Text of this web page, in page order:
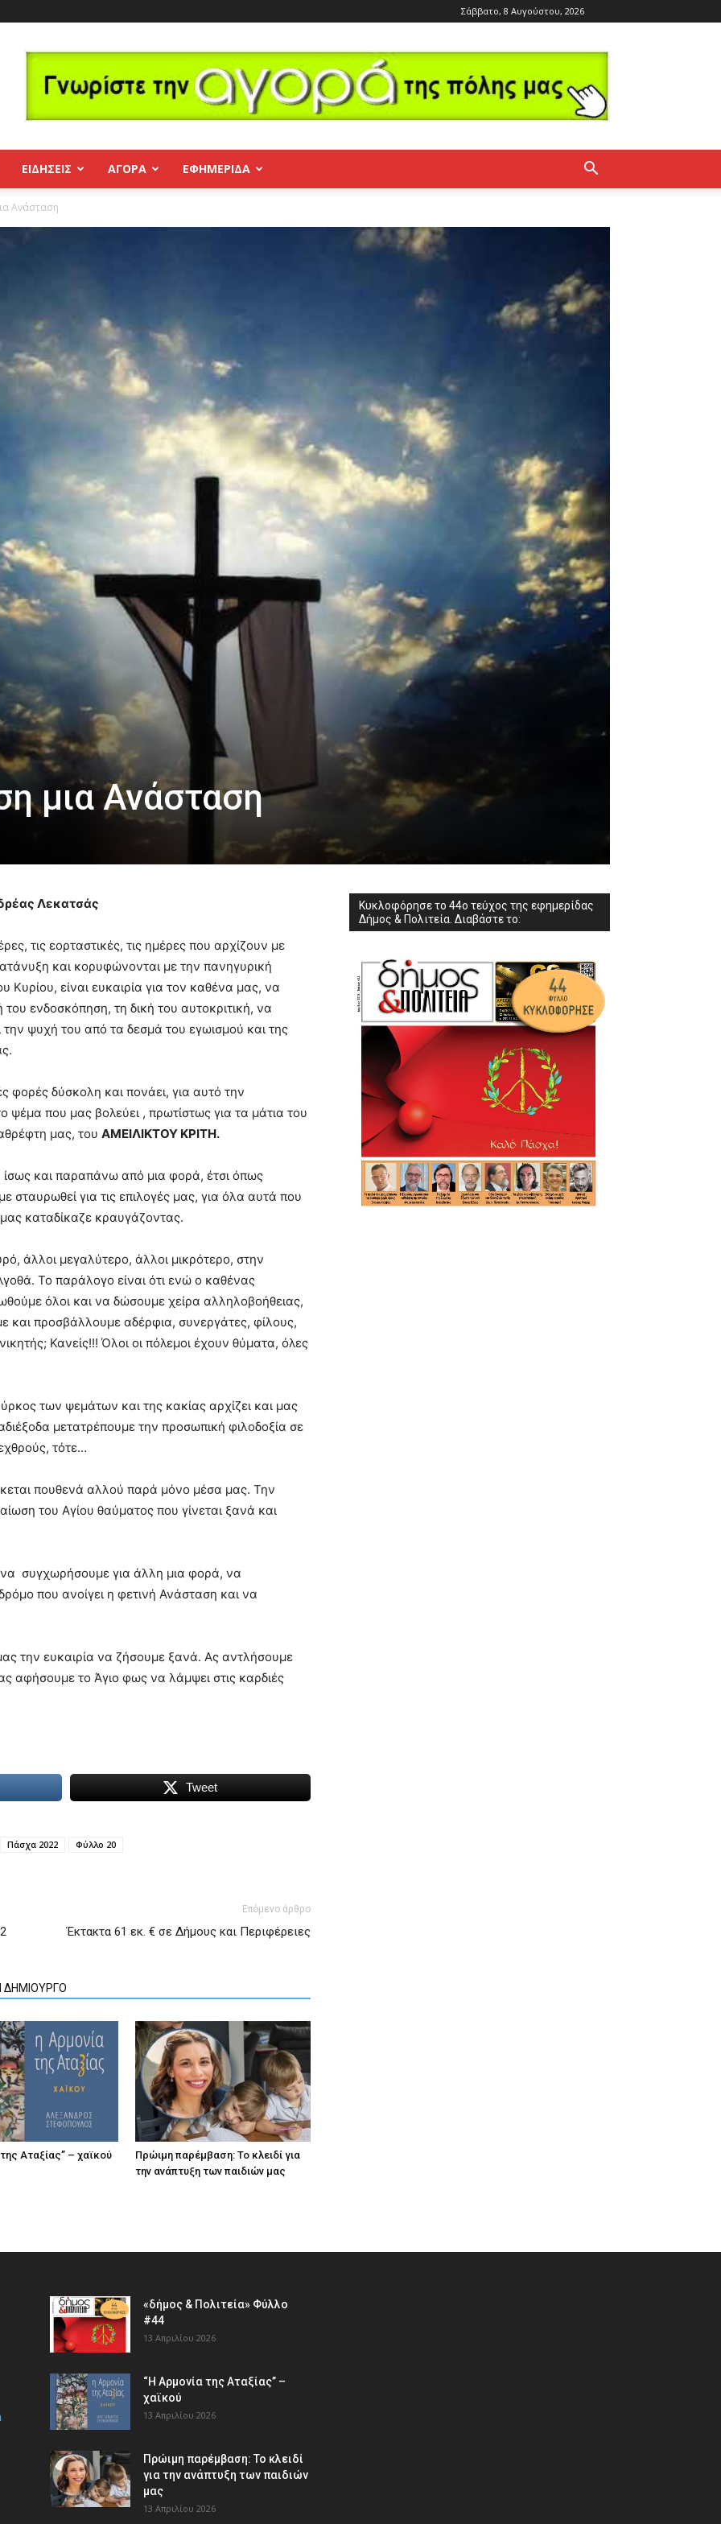
Σάββατο, 8 Αυγούστου, 2026
ΕΙΔΗΣΕΙΣ ΑΓΟΡΑ ΕΦΗΜΕΡΊΔΑ
Ανάσταση
μια Ανάσταση
Λεκατσάς
τις εορταστικές, τις ημέρες που αρχίζουν με
και κορυφώνονται με την πανηγυρική
Κυρίου, είναι ευκαιρία για τον καθένα μας, να
του ενδοσκόπηση, τη δική του αυτοκριτική, να
την ψυχή του από τα δεσμά του εγωισμού και της
φορές δύσκολη και πονάει, για αυτό την
που μας βολεύει , πρωτίστως για τα μάτια του
μας, του ΑΜΕΙΛΙΚΤΟΥ ΚΡΙΤΗ.
και παραπάνω από μια φορά, έτσι όπως
σταυρωθεί για τις επιλογές μας, για όλα αυτά που
καταδίκαζε κραυγάζοντας.
άλλοι μεγαλύτερο, άλλοι μικρότερο, στην
Το παράλογο είναι ότι ενώ ο καθένας
όλοι και να δώσουμε χείρα αλληλοβοήθειας,
και προσβάλλουμε αδέρφια, συνεργάτες, φίλους,
Κανείς!!! Όλοι οι πόλεμοι έχουν θύματα, όλες
των ψεμάτων και της κακίας αρχίζει και μας
μετατρέπουμε την προσωπική φιλοδοξία σε
τότε…
πουθενά αλλού παρά μόνο μέσα μας. Την
του Αγίου θαύματος που γίνεται ξανά και
να συγχωρήσουμε για άλλη μια φορά, να
που ανοίγει η φετινή Ανάσταση και να
την ευκαιρία να ζήσουμε ξανά. Ας αντλήσουμε
αφήσουμε το Άγιο φως να λάμψει στις καρδιές
Tweet
Πάσχα 2022 Φύλλο 20
Επόμενο άρθρο
Έκτακτα 61 εκ. € σε Δήμους και Περιφέρειες
ΔΗΜΙΟΥΡΓΟ
Αταξίας” – χαϊκού
Πρώιμη παρέμβαση: Το κλειδί για
την ανάπτυξη των παιδιών µας
Κυκλοφόρησε το 44ο τεύχος της εφημερίδας
Δήμος & Πολιτεία. Διαβάστε το:
«δήμος & Πολιτεία» Φύλλο
#44
13 Απριλίου 2026
“Η Αρμονία της Αταξίας” –
χαϊκού
13 Απριλίου 2026
Πρώιμη παρέμβαση: Το κλειδί
για την ανάπτυξη των παιδιών
µας
13 Απριλίου 2026